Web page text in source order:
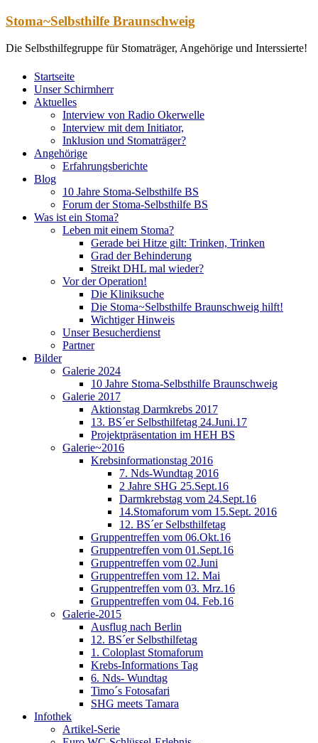
Zum
springen
Stoma~Selbsthilfe Braunschweig
Die Selbsthilfegruppe für Stomaträger, Angehörige und Interssierte!
Startseite
Unser Schirmherr
Aktuelles
Interview von Radio Okerwelle
Interview mit dem Initiator,
Inklusion und Stomaträger?
Angehörige
Erfahrungsberichte
Blog
10 Jahre Stoma-Selbsthilfe BS
Forum der Stoma-Selbsthilfe BS
Was ist ein Stoma?
Leben mit einem Stoma?
Gerade bei Hitze gilt: Trinken, Trinken
Grad der Behinderung
Streikt DHL mal wieder?
Vor der Operation!
Die Kliniksuche
Die Stoma~Selbsthilfe Braunschweig hilft!
Wichtiger Hinweis
Unser Besucherdienst
Partner
Bilder
Galerie 2024
10 Jahre Stoma-Selbsthilfe Braunschweig
Galerie 2017
Aktionstag Darmkrebs 2017
13. BS´er Selbsthilfetag 24.Juni.17
Projektpräsentation im HEH BS
Galerie~2016
Krebsinformationstag 2016
7. Nds-Wundtag 2016
2 Jahre SHG 25.Sept.16
Darmkrebstag vom 24.Sept.16
14.Stomaforum vom 15.Sept. 2016
12. BS´er Selbsthilfetag
Gruppentreffen vom 06.Okt.16
Gruppentreffen vom 01.Sept.16
Gruppentreffen vom 02.Juni
Gruppentreffen vom 12. Mai
Gruppentreffen vom 03. Mrz.16
Gruppentreffen vom 04. Feb.16
Galerie-2015
Ausflug nach Berlin
12. BS´er Selbsthilfetag
1. Coloplast Stomaforum
Krebs-Informations Tag
6. Nds- Wundtag
Timo´s Fotosafari
SHG meets Tamara
Infothek
Artikel-Serie